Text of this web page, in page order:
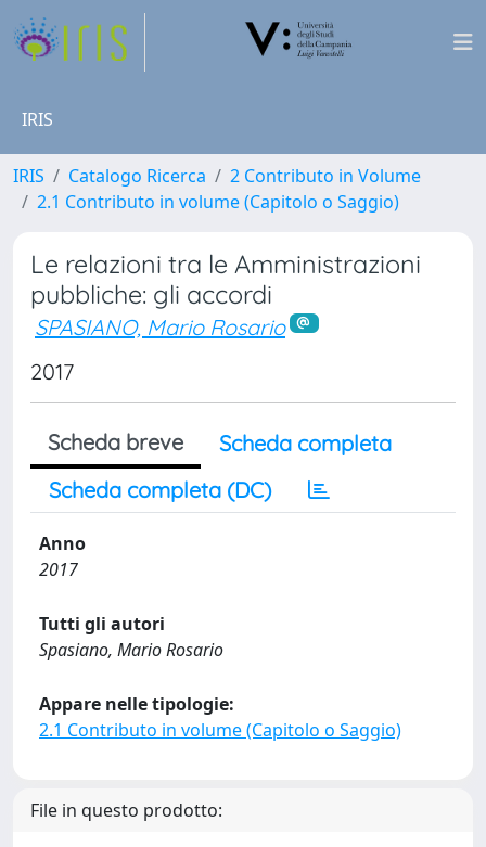
IRIS
IRIS Catalogo Ricerca
2 Contributo in Volume
2.1 Contributo in volume (Capitolo o Saggio)
Le relazioni tra le Amministrazioni
pubbliche: gli accordi
SPASIANO, Mario Rosario
2017
Scheda breve
Scheda completa
Scheda completa (DC)
Anno
2017
Tutti gli autori
Spasiano, Mario Rosario
Appare nelle tipologie:
2.1 Contributo in volume (Capitolo o Saggio)
File in questo prodotto: